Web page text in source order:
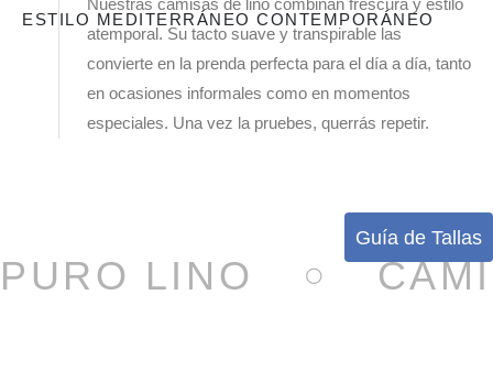
ESTILO MEDITERRÁNEO CONTEMPORÁNEO
Nuestras camisas de lino combinan frescura y estilo
atemporal. Su tacto suave y transpirable las
convierte en la prenda perfecta para el día a día, tanto
en ocasiones informales como en momentos
especiales. Una vez la pruebes, querrás repetir.
PURO LINO
Guía de Tallas